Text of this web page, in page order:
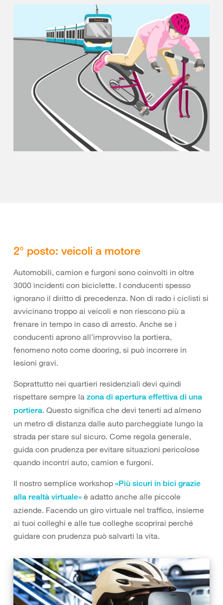
2° posto: veicoli a motore
Automobili, camion e furgoni sono coinvolti in oltre
3000 incidenti con biciclette. I conducenti spesso
ignorano il diritto di precedenza. Non di rado i ciclisti si
avvicinano troppo ai veicoli e non riescono più a
frenare in tempo in caso di arresto. Anche se i
conducenti aprono all’improvviso la portiera,
fenomeno noto come dooring, si può incorrere in
lesioni gravi.
Soprattutto nei quartieri residenziali devi quindi
rispettare sempre la zona di apertura effettiva di una
portiera. Questo significa che devi tenerti ad almeno
un metro di distanza dalle auto parcheggiate lungo la
strada per stare sul sicuro. Come regola generale,
guida con prudenza per evitare situazioni pericolose
quando incontri auto, camion e furgoni.
Il nostro semplice workshop «Più sicuri in bici grazie
alla realtà virtuale» è adatto anche alle piccole
aziende. Facendo un giro virtuale nel traffico, insieme
ai tuoi colleghi e alle tue colleghe scoprirai perché
guidare con prudenza può salvarti la vita.